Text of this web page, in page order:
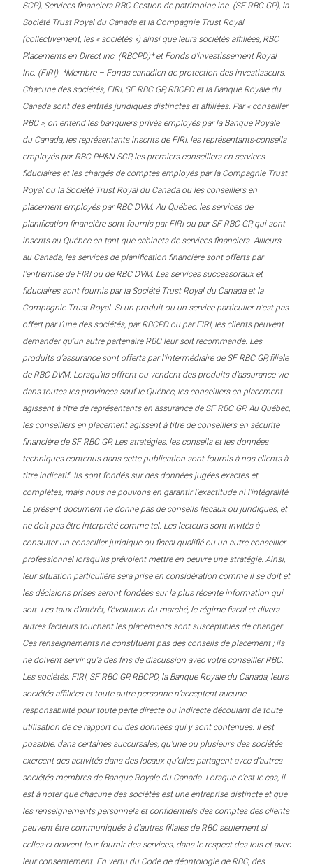
SCP), Services financiers RBC Gestion de patrimoine inc. (SF RBC GP), la
Société Trust Royal du Canada et la Compagnie Trust Royal
(collectivement, les « sociétés ») ainsi que leurs sociétés affiliées, RBC
Placements en Direct Inc. (RBCPD)* et Fonds d’investissement Royal
Inc. (FIRI). *Membre – Fonds canadien de protection des investisseurs.
Chacune des sociétés, FIRI, SF RBC GP, RBCPD et la Banque Royale du
Canada sont des entités juridiques distinctes et affiliées. Par « conseiller
RBC », on entend les banquiers privés employés par la Banque Royale
du Canada, les représentants inscrits de FIRI, les représentants-conseils
employés par RBC PH&N SCP, les premiers conseillers en services
fiduciaires et les chargés de comptes employés par la Compagnie Trust
Royal ou la Société Trust Royal du Canada ou les conseillers en
placement employés par RBC DVM. Au Québec, les services de
planification financière sont fournis par FIRI ou par SF RBC GP, qui sont
inscrits au Québec en tant que cabinets de services financiers. Ailleurs
au Canada, les services de planification financière sont offerts par
l’entremise de FIRI ou de RBC DVM. Les services successoraux et
fiduciaires sont fournis par la Société Trust Royal du Canada et la
Compagnie Trust Royal. Si un produit ou un service particulier n’est pas
offert par l’une des sociétés, par RBCPD ou par FIRI, les clients peuvent
demander qu’un autre partenaire RBC leur soit recommandé. Les
produits d’assurance sont offerts par l’intermédiaire de SF RBC GP, filiale
de RBC DVM. Lorsqu’ils offrent ou vendent des produits d’assurance vie
dans toutes les provinces sauf le Québec, les conseillers en placement
agissent à titre de représentants en assurance de SF RBC GP. Au Québec,
les conseillers en placement agissent à titre de conseillers en sécurité
financière de SF RBC GP. Les stratégies, les conseils et les données
techniques contenus dans cette publication sont fournis à nos clients à
titre indicatif. Ils sont fondés sur des données jugées exactes et
complètes, mais nous ne pouvons en garantir l’exactitude ni l’intégralité.
Le présent document ne donne pas de conseils fiscaux ou juridiques, et
ne doit pas être interprété comme tel. Les lecteurs sont invités à
consulter un conseiller juridique ou fiscal qualifié ou un autre conseiller
professionnel lorsqu’ils prévoient mettre en oeuvre une stratégie. Ainsi,
leur situation particulière sera prise en considération comme il se doit et
les décisions prises seront fondées sur la plus récente information qui
soit. Les taux d’intérêt, l’évolution du marché, le régime fiscal et divers
autres facteurs touchant les placements sont susceptibles de changer.
Ces renseignements ne constituent pas des conseils de placement ; ils
ne doivent servir qu’à des fins de discussion avec votre conseiller RBC.
Les sociétés, FIRI, SF RBC GP, RBCPD, la Banque Royale du Canada, leurs
sociétés affiliées et toute autre personne n’acceptent aucune
responsabilité pour toute perte directe ou indirecte découlant de toute
utilisation de ce rapport ou des données qui y sont contenues. Il est
possible, dans certaines succursales, qu’une ou plusieurs des sociétés
exercent des activités dans des locaux qu’elles partagent avec d’autres
sociétés membres de Banque Royale du Canada. Lorsque c’est le cas, il
est à noter que chacune des sociétés est une entreprise distincte et que
les renseignements personnels et confidentiels des comptes des clients
peuvent être communiqués à d’autres filiales de RBC seulement si
celles-ci doivent leur fournir des services, dans le respect des lois et avec
leur consentement. En vertu du Code de déontologie de RBC, des